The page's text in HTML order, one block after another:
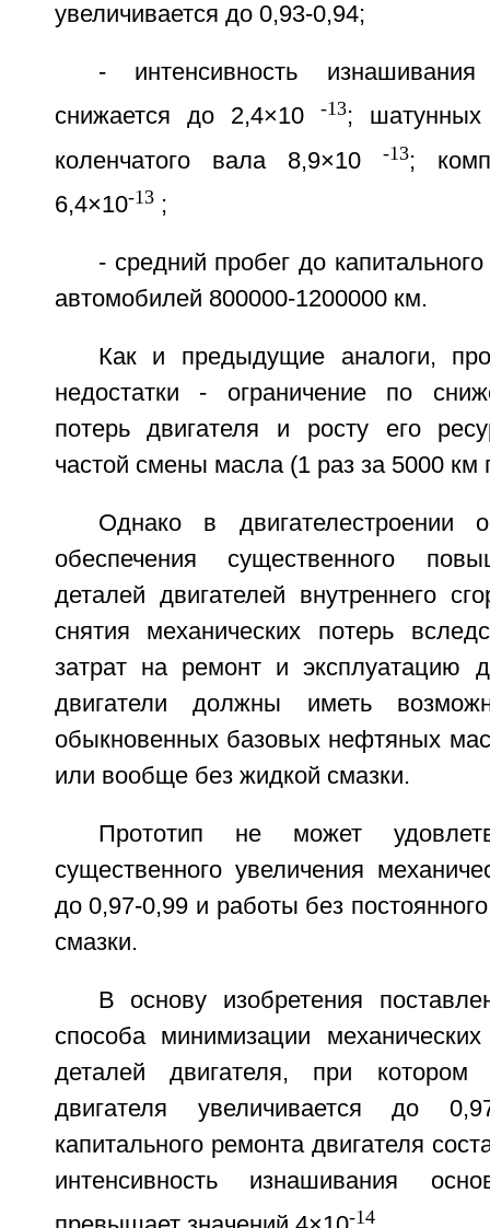
увеличивается до 0,93-0,94;
- интенсивность
снижается до 2,4×10
-13;
коленчатого вала 8,9×10
-13;
6,4×10-13;
- средний пробег до
автомобилей 800000-1200000 км.
Как и предыдущие аналоги,
недостатки - ограничение по
потерь двигателя и росту его
частой смены масла (1 раз за 5000 км
Однако в двигателестроении
обеспечения существенного
деталей двигателей внутреннего
снятия механических потерь
затрат на ремонт и эксплуатацию
двигатели должны иметь
обыкновенных базовых нефтяных
или вообще без жидкой смазки.
Прототип не может
существенного увеличения
до 0,97-0,99 и работы без
смазки.
В основу изобретения
способа минимизации
деталей двигателя, при котором
двигателя увеличивается до
капитального ремонта двигателя
интенсивность изнашивания
-14